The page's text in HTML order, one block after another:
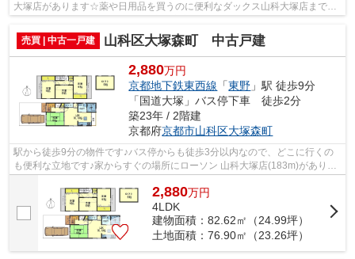
大塚店があります☆薬や日用品を買うのに便利なダックス山科大塚店まで
売買 | 中古一戸建
山科区大塚森町 中古戸建
2,880万円
京都地下鉄東西線 「東野 」駅 徒歩9分
「国道大塚」バス停下車 徒歩2分
築23年 / 2階建
京都府京都市山科区大塚森町
駅から徒歩9分の物件です♪バス停からも徒歩3分以内なので、どこに行くの
も便利な立地です♪家からすぐの場所にローソン 山科大塚店(183m)がありま
2,880万円
4LDK
建物面積：82.62㎡（24.99坪）
土地面積：76.90㎡（23.26坪）